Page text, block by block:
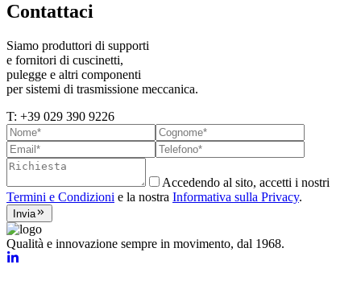
Contattaci
Siamo produttori di supporti
e fornitori di cuscinetti,
pulegge e altri componenti
per sistemi di trasmissione meccanica.
T: +39 029 390 9226
Accedendo al sito, accetti i nostri
Termini e Condizioni e la nostra Informativa sulla Privacy.
Invia
Qualità e innovazione sempre in movimento, dal 1968.